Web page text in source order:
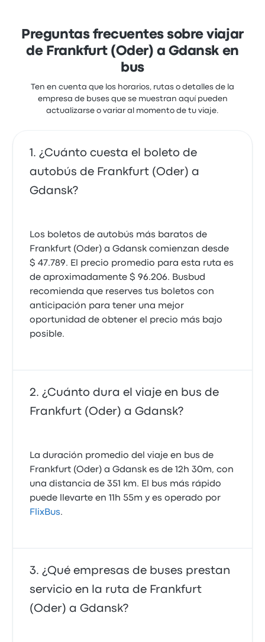
Preguntas frecuentes sobre viajar
de Frankfurt (Oder) a Gdansk en
bus
Ten en cuenta que los horarios, rutas o detalles de la
empresa de buses que se muestran aquí pueden
actualizarse o variar al momento de tu viaje.
¿Cuánto cuesta el boleto de
autobús de Frankfurt (Oder) a
Gdansk?
Los boletos de autobús más baratos de
Frankfurt (Oder) a Gdansk comienzan desde
$ 47.789. El precio promedio para esta ruta es
de aproximadamente $ 96.206. Busbud
recomienda que reserves tus boletos con
anticipación para tener una mejor
oportunidad de obtener el precio más bajo
posible.
¿Cuánto dura el viaje en bus de
Frankfurt (Oder) a Gdansk?
La duración promedio del viaje en bus de
Frankfurt (Oder) a Gdansk es de 12h 30m, con
una distancia de 351 km. El bus más rápido
puede llevarte en 11h 55m y es operado por
FlixBus.
¿Qué empresas de buses prestan
servicio en la ruta de Frankfurt
(Oder) a Gdansk?